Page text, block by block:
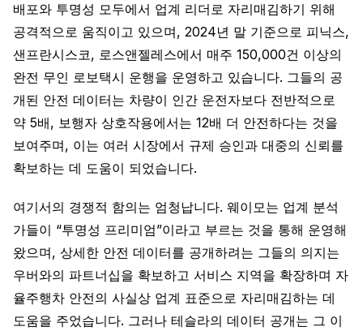
배포와 투명성 모두에서 업계 리더로 자리매김하기 위해
공격적으로 움직이고 있으며, 2024년 말 기준으로 피닉스,
샌프란시스코, 로스앤젤레스에서 매주 150,000건 이상의
완전 무인 로보택시 운행을 운영하고 있습니다. 그들의 공
개된 안전 데이터는 차량이 인간 운전자보다 전반적으로
약 5배, 보행자 상호작용에서는 12배 더 안전하다는 것을
보여주며, 이는 여러 시장에서 규제 승인과 대중의 신뢰를
확보하는 데 도움이 되었습니다.
여기서의 경쟁적 함의는 엄청납니다. 웨이모는 업계 분석
가들이 “투명성 프리미엄”이라고 부르는 것을 통해 운영해
왔으며, 상세한 안전 데이터를 공개하려는 그들의 의지는
우버와의 파트너십을 확보하고 서비스 지역을 확장하며 자
율주행차 안전의 사실상 업계 표준으로 자리매김하는 데
도움을 주었습니다. 그러나 테슬라의 데이터 공개는 그 이